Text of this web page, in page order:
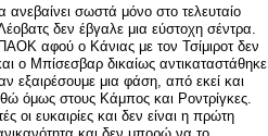
σωστά μόνο στο τελευταίο
δεν έβγαλε μια εύστοχη σέντρα.
αφού ο Κάνιας με τον Τσίμιροτ δεν
ο Μπίσεσβαρ δικαίως αντικαταστάθηκε
εξαιρέσουμε μια φάση, από εκεί και
όμως στους Κάμπος και Ροντρίγκες.
οι ευκαιρίες και δεν είναι η πρώτη